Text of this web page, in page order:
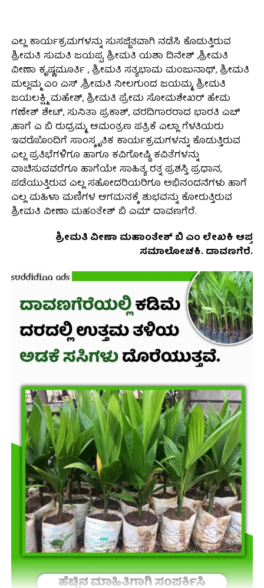
ಎಲ್ಲ ಕಾರ್ಯಕ್ರಮಗಳನ್ನು ಸುಸಜ್ಜಿತವಾಗಿ ನಡೆಸಿ ಕೊಡುತ್ತಿರುವ
ಶ್ರೀಮತಿ ಸುಮತಿ ಜಯಪ್ಪ, ಶ್ರೀಮತಿ ಯಶಾ ದಿನೇಶ್ ,ಶ್ರೀಮತಿ
ವೀಣಾ ಕೃಷ್ಣಮೂರ್ತಿ , ಶ್ರೀಮತಿ ಸತ್ಯಭಾಮ ಮಂಜುನಾಥ್, ಶ್ರೀಮತಿ
ಮಲ್ಲಮ್ಮ ಎಂ ಎಸ್ ,ಶ್ರೀಮತಿ ನೀಲಗುಂದ ಜಯಮ್ಮ, ಶ್ರೀಮತಿ
ಜಯಲಕ್ಷ್ಮಿ ಮಹೇಶ್, ಶ್ರೀಮತಿ ಪ್ರೇಮ ಸೋಮಶೇಖರ್ ಹೇಮ
ಗಣೇಶ್ ಶೇಟ್, ಸುನಿತಾ ಪ್ರಕಾಶ್, ವರದಿಗಾರರಾದ ಭಾರತಿ ಎಚ್
,ಹಾಗೆ ಎ ಬಿ ರುದ್ರಮ್ಮ, ಆಮಂತ್ರಣ ಪತ್ರಿಕೆ ಎಲ್ಲಾ ಗೆಳತಿಯರು
ಇವರೊೊಂದಿಗೆ ಸಾಂಸ್ಕೃತಿಕ ಕಾರ್ಯಕ್ರಮಗಳನ್ನು ಕೊಡುತ್ತಿರುವ
ಎಲ್ಲ ಪ್ರತಿಭೆಗಳಿಗೂ ಹಾಗೂ ಕವಿಗೋಷ್ಠಿ ಕವಿತೆಗಳನ್ನು
ವಾಚಿಸುವವರೆಗೂ ಹಾಗೆಯೇ ಸಾಹಿತ್ಯ ರತ್ನ ಪ್ರಶಸ್ತಿ ಪ್ರಧಾನ,
ಪಡೆಯುತ್ತಿರುವ ಎಲ್ಲ ಸಹೋದರಿಯರಿಗೂ ಅಭಿನಂದನೆಗಳು ಹಾಗೆ
ಎಲ್ಲ ಮಹಿಳಾ ಮಣಿಗಳ ಆಗಮನಕ್ಕೆ ಶುಭವನ್ನು ಕೋರುತ್ತಿರುವ
ಶ್ರೀಮತಿ ವೀಣಾ ಮಹಂತೇಶ್ ಬಿ ಎಮ್ ದಾವಣಗೆರೆ.
ಶ್ರೀಮತಿ ವೀಣಾ ಮಹಾಂತೇಶ್ ಬಿ ಎಂ ಲೇಖಕಿ ಆಪ್ತ
ಸಮಾಲೋಚಕಿ. ದಾವಣಗೆರೆ.